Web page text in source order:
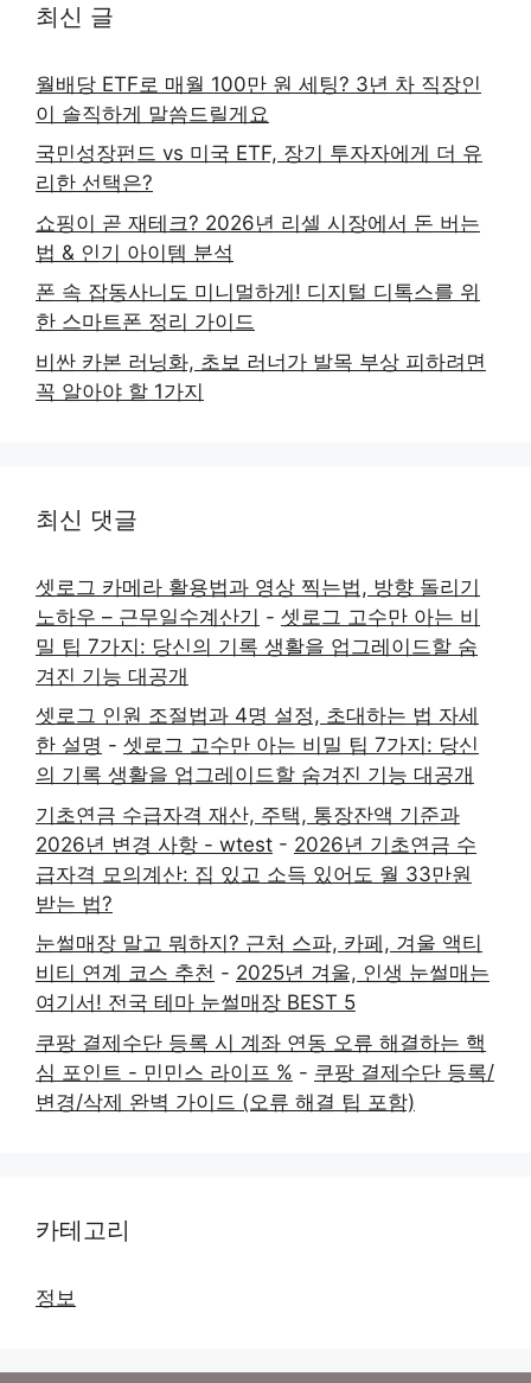
최신 글
월배당 ETF로 매월 100만 원 세팅? 3년 차 직장인
이 솔직하게 말씀드릴게요
국민성장펀드 vs 미국 ETF, 장기 투자자에게 더 유
리한 선택은?
쇼핑이 곧 재테크? 2026년 리셀 시장에서 돈 버는
법 & 인기 아이템 분석
폰 속 잡동사니도 미니멀하게! 디지털 디톡스를 위
한 스마트폰 정리 가이드
비싼 카본 러닝화, 초보 러너가 발목 부상 피하려면
꼭 알아야 할 1가지
최신 댓글
셋로그 카메라 활용법과 영상 찍는법, 방향 돌리기
노하우 – 근무일수계산기 - 셋로그 고수만 아는 비
밀 팁 7가지: 당신의 기록 생활을 업그레이드할 숨
겨진 기능 대공개
셋로그 인원 조절법과 4명 설정, 초대하는 법 자세
한 설명 - 셋로그 고수만 아는 비밀 팁 7가지: 당신
의 기록 생활을 업그레이드할 숨겨진 기능 대공개
기초연금 수급자격 재산, 주택, 통장잔액 기준과
2026년 변경 사항 - wtest - 2026년 기초연금 수
급자격 모의계산: 집 있고 소득 있어도 월 33만원
받는 법?
눈썰매장 말고 뭐하지? 근처 스파, 카페, 겨울 액티
비티 연계 코스 추천 - 2025년 겨울, 인생 눈썰매는
여기서! 전국 테마 눈썰매장 BEST 5
쿠팡 결제수단 등록 시 계좌 연동 오류 해결하는 핵
심 포인트 - 민민스 라이프 % - 쿠팡 결제수단 등록/
변경/삭제 완벽 가이드 (오류 해결 팁 포함)
카테고리
정보